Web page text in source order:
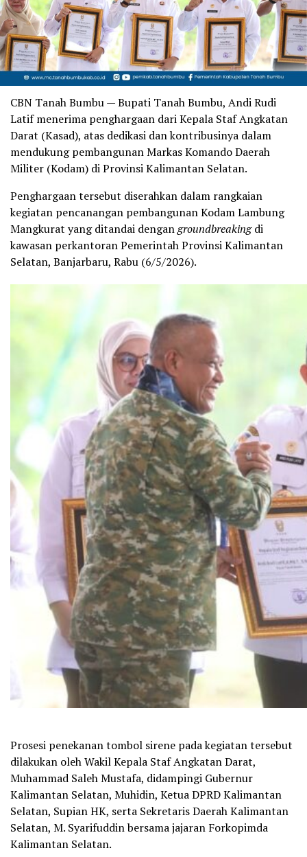
CBN Tanah Bumbu — Bupati Tanah Bumbu, Andi Rudi
Latif menerima penghargaan dari Kepala Staf Angkatan
Darat (Kasad), atas dedikasi dan kontribusinya dalam
mendukung pembangunan Markas Komando Daerah
Militer (Kodam) di Provinsi Kalimantan Selatan.
Penghargaan tersebut diserahkan dalam rangkaian
kegiatan pencanangan pembangunan Kodam Lambung
Mangkurat yang ditandai dengangroundbreakingdi
kawasan perkantoran Pemerintah Provinsi Kalimantan
Selatan, Banjarbaru, Rabu (6/5/2026).
Prosesi penekanan tombol sirene pada kegiatan tersebut
dilakukan oleh Wakil Kepala Staf Angkatan Darat,
Muhammad Saleh Mustafa, didampingi Gubernur
Kalimantan Selatan, Muhidin, Ketua DPRD Kalimantan
Selatan, Supian HK, serta Sekretaris Daerah Kalimantan
Selatan, M. Syarifuddin bersama jajaran Forkopimda
Kalimantan Selatan.